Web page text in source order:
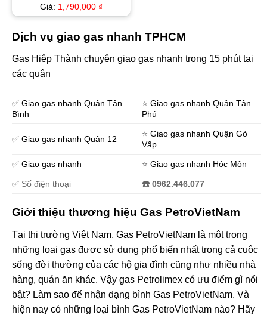
Giá: 1,790,000 ₫
Dịch vụ giao gas nhanh TPHCM
Gas Hiệp Thành chuyên giao gas nhanh trong 15 phút tại
các quận
✅ Giao gas nhanh Quận Tân
Bình
⭐️Giao gas nhanh Quận Tân
Phú
✅ Giao gas nhanh Quận 12
⭐️Giao gas nhanh Quận Gò
Vấp
✅ Giao gas nhanh ⭐️Giao gas nhanh Hóc Môn
✅ Số điện thoại ☎️ 0962.446.077
Giới thiệu thương hiệu Gas PetroVietNam
Tại thị trường Việt Nam, Gas PetroVietNam là một trong
những loại gas được sử dụng phổ biến nhất trong cả cuộc
sống đời thường của các hộ gia đình cũng như nhiều nhà
hàng, quán ăn khác. Vậy gas ​​Petrolimex có ưu điểm gì nổi
bật? Làm sao để nhận dạng bình Gas PetroVietNam. Và
hiện nay có những loại bình Gas PetroVietNam nào? Hãy